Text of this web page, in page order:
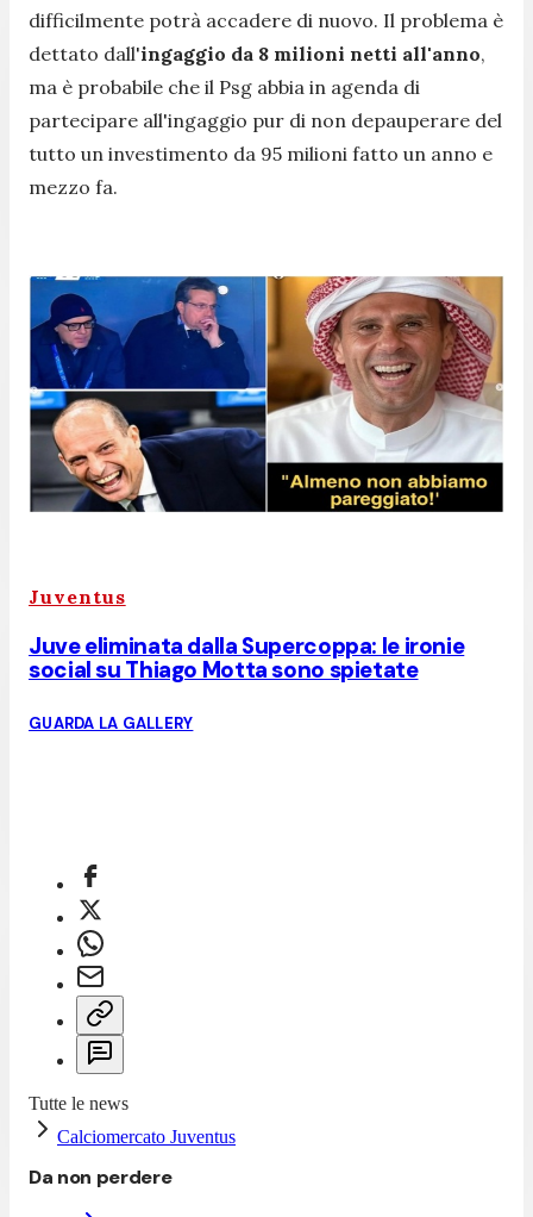
difficilmente potrà accadere di nuovo. Il problema è
dettato dall'ingaggio da 8 milioni netti all'anno,
ma è probabile che il Psg abbia in agenda di
partecipare all'ingaggio pur di non depauperare del
tutto un investimento da 95 milioni fatto un anno e
mezzo fa.
Juventus
Juve eliminata dalla Supercoppa: le ironie
social su Thiago Motta sono spietate
GUARDA LA GALLERY
Tutte le news
Calciomercato Juventus
Da non perdere